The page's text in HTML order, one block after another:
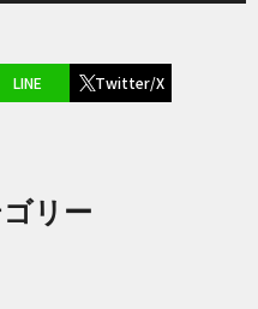
LINE Twitter/X
リー